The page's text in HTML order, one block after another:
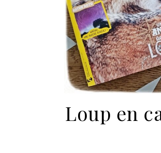
Loup en